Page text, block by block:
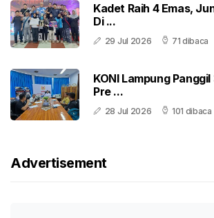
Kadet Raih 4 Emas,
Di ...
29 Jul 2026 71 dibaca
KONI Lampung
Pre ...
28 Jul 2026 101 dibaca
Advertisement